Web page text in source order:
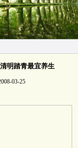
明踏青最宜养生
03-25